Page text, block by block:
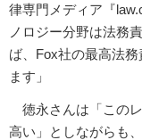
律専門メディア『
ノロジー分野は法務
ば、Fox社の最高法
ます」
徳永さんは「この
高い」としながらも